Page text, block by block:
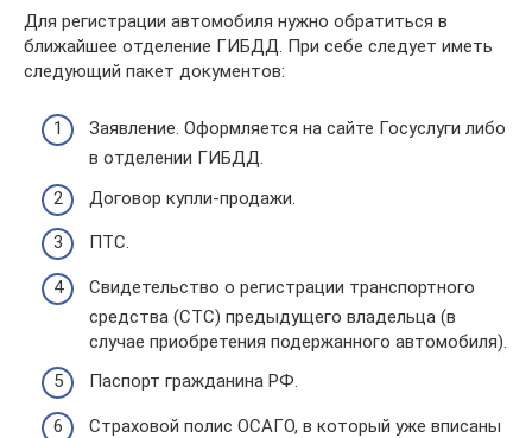
Для регистрации автомобиля нужно обратиться в
ближайшее отделение ГИБДД. При себе следует иметь
следующий пакет документов:
Заявление. Оформляется на сайте Госуслуги либо
в отделении ГИБДД.
Договор купли-продажи.
ПТС.
Свидетельство о регистрации транспортного
средства (СТС) предыдущего владельца (в
случае приобретения подержанного автомобиля).
Паспорт гражданина РФ.
Страховой полис ОСАГО, в который уже вписаны